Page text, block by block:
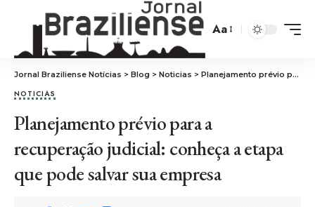
Aa
Jornal Braziliense Notícias > Blog > Noticias > Planejamento prévio para a recuperação judicial: conheça a etapa que pode salvar sua empresa
NOTICIAS
Planejamento prévio para a
recuperação judicial: conheça a etapa
que pode salvar sua empresa